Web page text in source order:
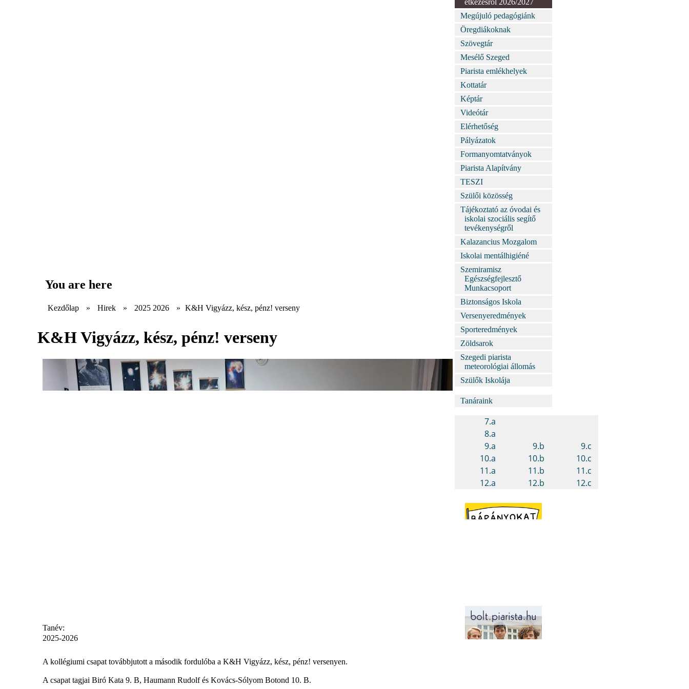
You are here
Kezdőlap » Hirek » 2025 2026 » K&H Vigyázz, kész, pénz! verseny
K&H Vigyázz, kész, pénz! verseny
Tanév:
2025-2026
A kollégiumi csapat továbbjutott a második fordulóba a K&H Vigyázz, kész, pénz! versenyen.
A csapat tagjai Biró Kata 9. B, Haumann Rudolf és Kovács-Sólyom Botond 10. B.
étkezésről 2026/2027
Megújuló pedagógiánk
Öregdiákoknak
Szövegtár
Mesélő Szeged
Piarista emlékhelyek
Kottatár
Képtár
Videótár
Elérhetőség
Pályázatok
Formanyomtatványok
Piarista Alapítvány
TESZI
Szülői közösség
Tájékoztató az óvodai és
iskolai szociális segítő
tevékenységről
Kalazancius Mozgalom
Iskolai mentálhigiéné
Szemiramisz
Egészségfejlesztő
Munkacsoport
Biztonságos Iskola
Versenyeredmények
Sporteredmények
Zöldsarok
Szegedi piarista
meteorológiai állomás
Szülők Iskolája
Tanáraink